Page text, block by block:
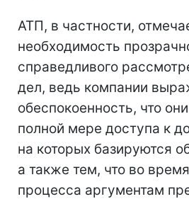
АТП, в частности,
необходимость
справедливого
дел, ведь компании
обеспокоенность, что
полной мере доступа к
на которых базируются
а также тем, что во
процесса аргументам